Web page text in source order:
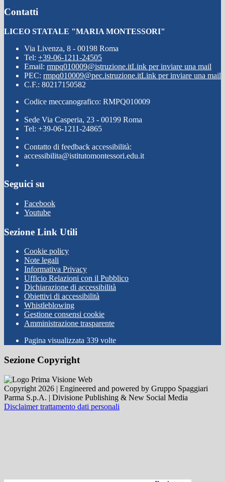
Contatti
LICEO STATALE "MARIA MONTESSORI"
Via Livenza, 8 - 00198 Roma
Tel: +39-06-1211-24505
Email: rmpq010009@istruzione.itLink per inviare una mail
PEC: rmpq010009@pec.istruzione.itLink per inviare una mail
C.F.: 80217150582
Codice meccanografico: RMPQ010009
Sede Via Casperia, 23 - 00199 Roma
Tel: +39-06-1211-24865
Contatto di feedback accessibilità:
accessibilita@istitutomontessori.edu.it
Seguici su
Facebook
Youtube
Sezione Link Utili
Cookie policy
Note legali
Informativa Privacy
Ufficio Relazioni con il Pubblico
Dichiarazione di accessibilità
Obiettivi di accessibilità
Whistleblowing
Gestione consensi cookie
Amministrazione trasparente
Pagina visualizzata 339 volte
Sezione Copyright
Copyright 2026 | Engineered and powered by Gruppo Spaggiari
Parma S.p.A. | Divisione Publishing & New Social Media
Disclaimer trattamento dati personali